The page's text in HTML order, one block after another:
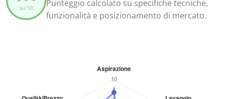
su 10
Punteggio calcolato su specifiche tecniche,
funzionalità e posizionamento di mercato.